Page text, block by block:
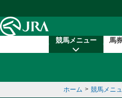
競馬メニュー 馬
ホーム > 競馬メニ